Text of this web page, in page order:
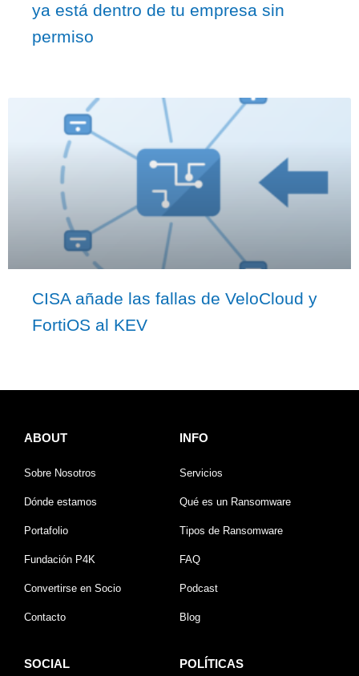
ya está dentro de tu empresa sin
permiso
CISA añade las fallas de VeloCloud y
FortiOS al KEV
ABOUT
Sobre Nosotros
Dónde estamos
Portafolio
Fundación P4K
Convertirse en Socio
Contacto
INFO
Servicios
Qué es un Ransomware
Tipos de Ransomware
FAQ
Podcast
Blog
SOCIAL POLÍTICAS